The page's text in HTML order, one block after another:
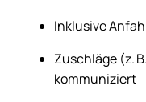
Inklusive
Zuschläge (z.
kommuniziert